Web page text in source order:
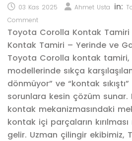
03 Kas 2025 Ahmet Usta in:
Comment
Toyota Corolla Kontak
Kontak Tamiri – Yerinde ve
Toyota Corolla kontak tamiri,
modellerinde sıkça
dönmüyor” ve “kontak
sorunlara kesin çözüm sunar.
kontak mekanizmasındaki
kontak içi parçaların
gelir. Uzman çilingir ekibimiz,